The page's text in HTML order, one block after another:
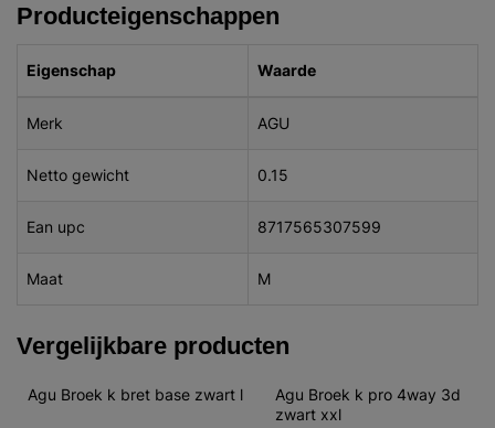
Producteigenschappen
Eigenschap Waarde
Merk AGU
Netto gewicht 0.15
Ean upc 8717565307599
Maat M
Vergelijkbare producten
Agu Broek k bret base zwart l
Agu Broek k pro 4way 3d
zwart xxl